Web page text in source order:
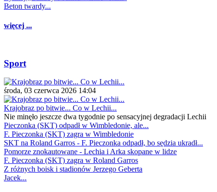
Beton twardy...
więcej ...
Sport
środa, 03 czerwca 2026 14:04
Krajobraz po bitwie... Co w Lechii...
Nie minęło jeszcze dwa tygodnie po sensacyjnej degradacji Lechii
Pieczonka (SKT) odpadł w Wimbledonie, ale...
F. Pieczonka (SKT) zagra w Wimbledonie
SKT na Roland Garros - F. Pieczonka odpadł, bo sędzia ukradł...
Pomorze znokautowane - Lechia i Arka skopane w lidze
F. Pieczonka (SKT) zagra w Roland Garros
Z różnych boisk i stadionów Jerzego Geberta
Jacek...